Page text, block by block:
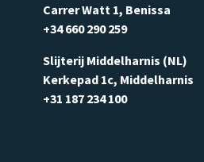
Carrer Watt 1, Benissa
+34 660 290 259
Slijterij Middelharnis (NL)
Kerkepad 1c, Middelharnis
+31 187 234 100